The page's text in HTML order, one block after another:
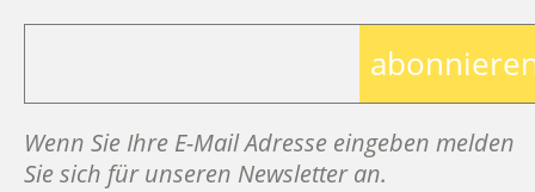
Wenn Sie Ihre E-Mail Adresse eingeben melden
Sie sich für unseren Newsletter an.